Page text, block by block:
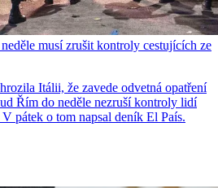
musí zrušit kontroly cestujících ze
Itálii, že zavede odvetná opatření
Řím do neděle nezruší kontroly lidí
pátek o tom napsal deník El País.